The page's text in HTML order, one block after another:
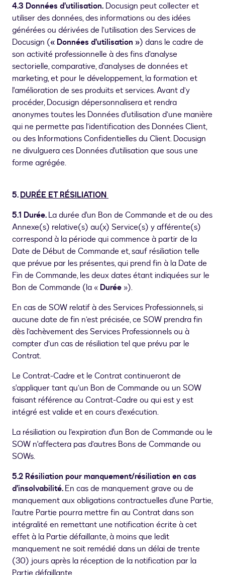
4.3 Données d’utilisation. Docusign peut collecter et
utiliser des données, des informations ou des idées
générées ou dérivées de l’utilisation des Services de
Docusign (« Données d’utilisation ») dans le cadre de
son activité professionnelle à des fins d’analyse
sectorielle, comparative, d’analyses de données et
marketing, et pour le développement, la formation et
l'amélioration de ses produits et services. Avant d’y
procéder, Docusign dépersonnalisera et rendra
anonymes toutes les Données d'utilisation d’une manière
qui ne permette pas l’identification des Données Client,
ou des Informations Confidentielles du Client. Docusign
ne divulguera ces Données d'utilisation que sous une
forme agrégée.
5.DURÉE ET RÉSILIATION
5.1 Durée.La durée d'un Bon de Commande et de ou des
Annexe(s) relative(s) au(x) Service(s) y afférente(s)
correspond à la période qui commence à partir de la
Date de Début de Commande et, sauf résiliation telle
que prévue par les présentes, qui prend fin à la Date de
Fin de Commande, les deux dates étant indiquées sur le
Bon de Commande (la « Durée »).
En cas de SOW relatif à des Services Professionnels, si
aucune date de fin n’est précisée, ce SOW prendra fin
dès l’achèvement des Services Professionnels ou à
compter d’un cas de résiliation tel que prévu par le
Contrat.
Le Contrat-Cadre et le Contrat continueront de
s'appliquer tant qu’un Bon de Commande ou un SOW
faisant référence au Contrat-Cadre ou qui est y est
intégré est valide et en cours d’exécution.
La résiliation ou l’expiration d'un Bon de Commande ou le
SOW n'affectera pas d’autres Bons de Commande ou
SOWs.
5.2 Résiliation pour manquement/résiliation en cas
d’insolvabilité.En cas de manquement grave ou de
manquement aux obligations contractuelles d'une Partie,
l’autre Partie pourra mettre fin au Contrat dans son
intégralité en remettant une notification écrite à cet
effet à la Partie défaillante, à moins que ledit
manquement ne soit remédié dans un délai de trente
(30) jours après la réception de la notification par la